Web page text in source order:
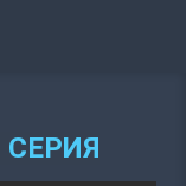
СЕРИЯ